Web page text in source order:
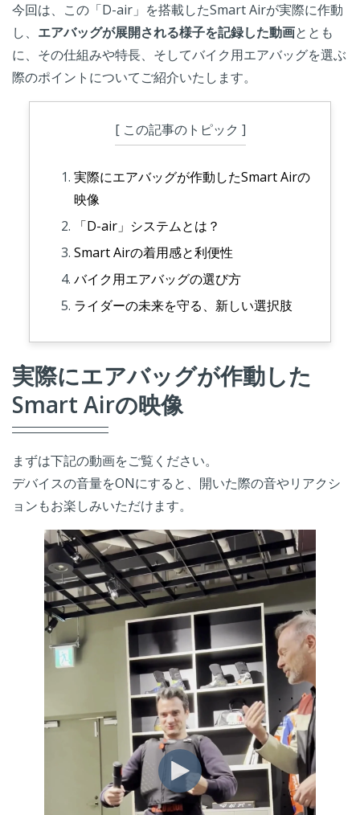
今回は、この「D-air」を搭載したSmart Airが実際に作動
し、 エアバッグが展開される様子を記録した動画ととも
に、その仕組みや特長、そしてバイク用エアバッグを選ぶ
際のポイントについてご紹介いたします。
[ この記事のトピック ]
実際にエアバッグが作動したSmart Airの
映像
「D-air」システムとは？
Smart Airの着用感と利便性
バイク用エアバッグの選び方
ライダーの未来を守る、新しい選択肢
実際にエアバッグが作動した
Smart Airの映像
まずは下記の動画をご覧ください。
デバイスの音量をONにすると、開いた際の音やリアクシ
ョンもお楽しみいただけます。